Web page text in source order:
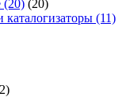
(20) (20)
(11)